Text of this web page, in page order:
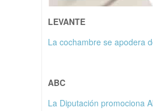
LEVANTE
La cochambre se apodera
ABC
La Diputación promociona